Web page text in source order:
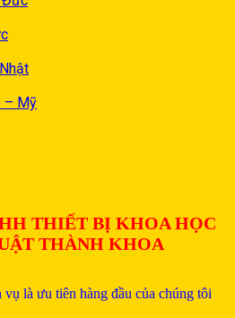
– Mỹ
THIẾT BỊ KHOA HỌC
THÀNH KHOA
là ưu tiên hàng đầu của chúng tôi